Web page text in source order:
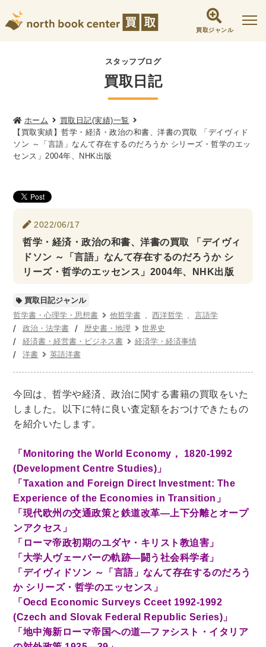
買取ジャンル
社会学書・人文書籍関係
哲学書・心理学・思想書
倫理学・道徳
文化人類学・民俗学
東洋哲学
現象学
西洋哲学 言語学 論理学
社会学
軍事・外交・国際関係
歴史書・地理
世界史 他歴史地理学
地図・地理・地域研究
経済書・経営書・ビジネス書
ビジネス書
マーケティング・セールス
マネジメント・人材管理・リーダーシップ
経済学・経済事情
経理・アカウンティング
金融・ファイナンス・投資
アート・建築・デザイン・音楽
他建築・芸術
住宅建築
写真 ・絵画 ・美術
建築家・建設・建築構造
彫刻・工芸
日本の伝統文化
東洋の建築
楽譜・スコア・音楽書
西洋の建築
理工書関係
科学書・工学書・コンピュータ書籍
宇宙学・天文学 工学書
生物・バイオテクノロジー
農学
金属・鉱学
電気・通信
スタッフブログ
買取日記
ホーム
買取日記(実績)一覧
【買取実績】哲学・経済・政治の和書、洋書の買取 「デイヴィド
ソン ～「言語」なんて存在するのだろうか シリーズ・哲学のエッ
センス」2004年、NHK出版
2022/06/17
哲学・経済・政治の和書、洋書の買取 「デイヴィ
ドソン ～「言語」なんて存在するのだろうか シ
リーズ・哲学のエッセンス」2004年、NHK出版
買取日記ジャンル
哲学書・心理学・思想書
他哲学書 西洋哲学
言語学
政治・法学書
歴史書・地理
世界史
経済書・経営書・ビジネス書
経済学・経済事情
洋書
英語洋書
今回は、哲学や経済、政治に関する書籍の買取をいた
しました。以下に特に良い査定額をおつけできたもの
を紹介いたします。
「Monitoring the World Economy， 1820-1992
(Development Centre Studies)」
「Taxation and Foreign Direct Investment: The
Experience of the Economies in Transition」
「現代欧州の交通政策と鉄道改革―上下分離とオープ
ンアクセス」
「ローマ帝政初期のユダヤ・キリスト教迫害」
「大学人ヴェーバーの軌跡―闘う社会科学者」
「デイヴィドソン ～「言語」なんて存在するのだろう
か シリーズ・哲学のエッセンス」
「Oecd Economic Surveys Cceet 1992-1992
(Czech and Slovak Federal Republic Series)」
「地中海新ローマ帝国への道―ファシスト・イタリア